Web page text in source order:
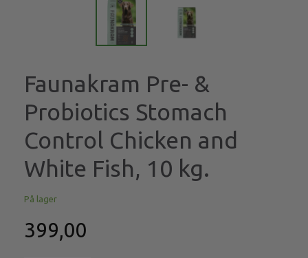
Faunakram Pre- &
Probiotics Stomach
Control Chicken and
White Fish, 10 kg.
På lager
399,00